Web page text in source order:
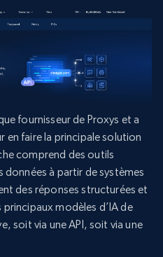
fournisseur de Proxys et a
faire la principale solution
comprend des outils
à partir de systèmes
des réponses structurées et
modèles d’IA de
soit via une API, soit via une